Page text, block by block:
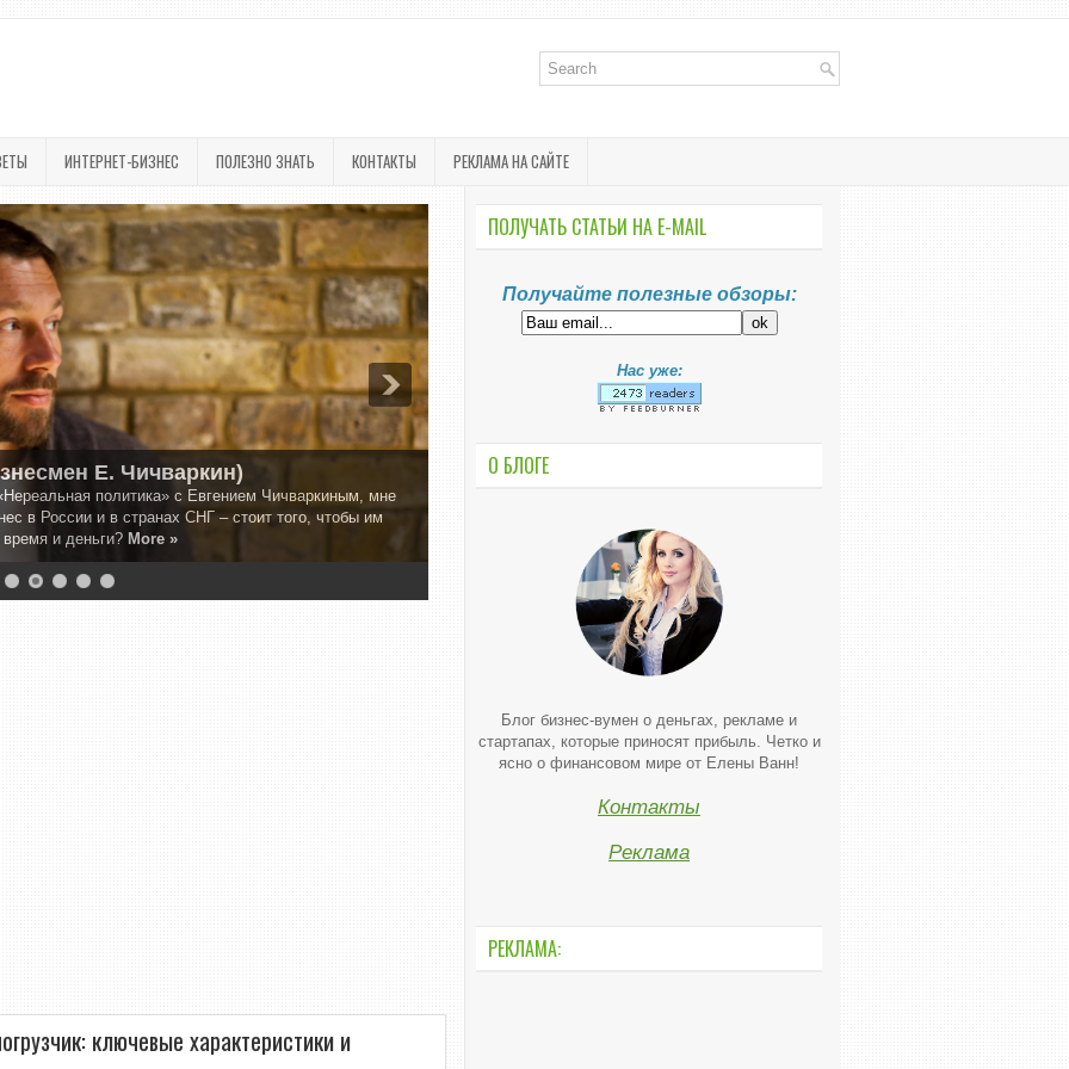
ИНТЕРНЕТ-БИЗНЕС ПОЛЕЗНО ЗНАТЬ КОНТАКТЫ РЕКЛАМА НА САЙТЕ
Е. Чичваркин)
политика» с Евгением Чичваркиным, мне
в России и в странах СНГ – стоит того, чтобы им
и деньги? More »
ключевые характеристики и
ПОЛУЧАТЬ СТАТЬИ НА E-MАIL
Получайте полезные обзоры:
Нас уже:
О БЛОГЕ
Блог бизнес-вумен о деньгах, рекламе и
стартапах, которые приносят прибыль. Четко и
ясно о финансовом мире от Елены Ванн!
Контакты
Реклама
РЕКЛАМА: